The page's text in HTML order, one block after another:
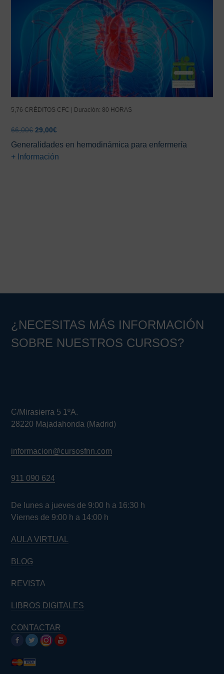
5,76 CRÉDITOS CFC | Duración: 80 HORAS
66,00€ El
original
era:
29,00€El
actual
es:
Generalidades en hemodinámica para enfermería
+ Información
¿NECESITAS MÁS INFORMACIÓN
SOBRE NUESTROS CURSOS?
C/Mirasierra 5 1ºA.
28220 Majadahonda (Madrid)
informacion@cursosfnn.com
911 090 624
De lunes a jueves de 9:00 h a 16:30 h
Viernes de 9:00 h a 14:00 h
AULA VIRTUAL
BLOG
REVISTA
LIBROS DIGITALES
CONTACTAR